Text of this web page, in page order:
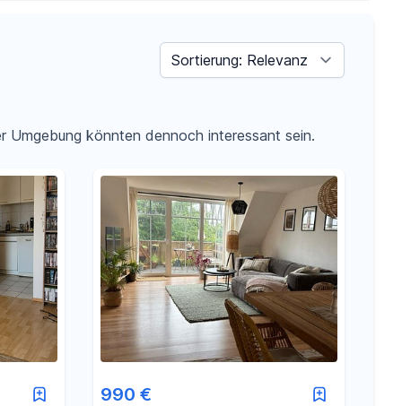
Sortieren nach
Umgebung könnten dennoch interessant sein.
990 €